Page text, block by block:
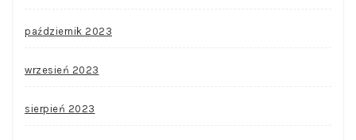
październik 2023
wrzesień 2023
sierpień 2023